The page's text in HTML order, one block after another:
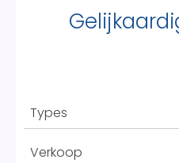
Types
Verkoop